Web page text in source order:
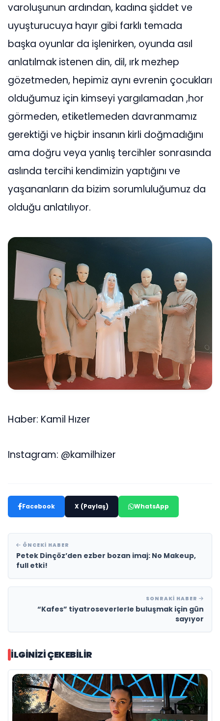
varoluşunun ardından, kadına şiddet ve
uyuşturucuya hayır gibi farklı temada
başka oyunlar da işlenirken, oyunda asıl
anlatılmak istenen din, dil, ırk mezhep
gözetmeden, hepimiz aynı evrenin çocukları
olduğumuz için kimseyi yargılamadan ,hor
görmeden, etiketlemeden davranmamız
gerektiği ve hiçbir insanın kirli doğmadığını
ama doğru veya yanlış tercihler sonrasında
aslında tercihi kendimizin yaptığını ve
yaşananların da bizim sorumluluğumuz da
olduğu anlatılıyor.
Haber: Kamil Hızer
Instagram: @kamilhizer
Facebook X (Paylaş) WhatsApp
ÖNCEKI HABER
Petek Dinçöz’den ezber bozan imaj: No Makeup,
full etki!
SONRAKI HABER
“Kafes” tiyatroseverlerle buluşmak için gün
sayıyor
İLGINIZI ÇEKEBILIR